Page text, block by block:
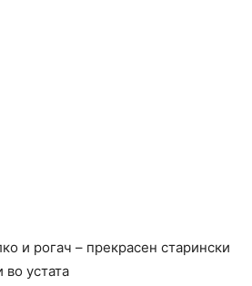
и рогач – прекрасен старински
во устата